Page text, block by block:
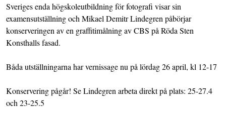
Sveriges enda högskoleutbildning för fotografi visar sin
examensutställning och Mikael Demitr Lindegren påbörjar
konserveringen av en graffitimålning av CBS på Röda Sten
Konsthalls fasad.
Båda utställningarna har vernissage nu på lördag 26 april, kl 12-17
Konservering pågår! Se Lindegren arbeta direkt på plats: 25-27.4
och 23-25.5